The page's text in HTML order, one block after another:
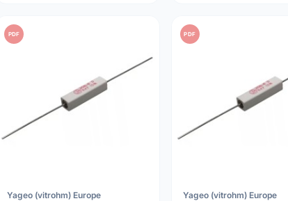
PDF
Yageo (vitrohm) Europe
PDF
Yageo (vitrohm) Europe